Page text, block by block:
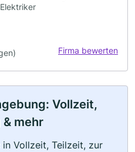
Firma bewerten
Vollzeit,
mehr
Vollzeit, Teilzeit, zur